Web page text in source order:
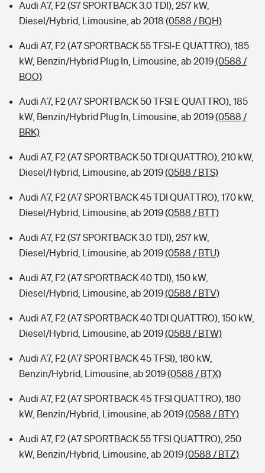
Audi A7, F2 (S7 SPORTBACK 3.0 TDI), 257 kW,
Diesel/Hybrid, Limousine, ab 2018 (0588 / BQH)
Audi A7, F2 (A7 SPORTBACK 55 TFSI-E QUATTRO), 185
kW, Benzin/Hybrid Plug In, Limousine, ab 2019(0588 /
BQO)
Audi A7, F2 (A7 SPORTBACK 50 TFSI E QUATTRO), 185
kW, Benzin/Hybrid Plug In, Limousine, ab 2019(0588 /
BRK)
Audi A7, F2 (A7 SPORTBACK 50 TDI QUATTRO), 210 kW,
Diesel/Hybrid, Limousine, ab 2019(0588 / BTS)
Audi A7, F2 (A7 SPORTBACK 45 TDI QUATTRO), 170 kW,
Diesel/Hybrid, Limousine, ab 2019(0588 / BTT)
Audi A7, F2 (S7 SPORTBACK 3.0 TDI), 257 kW,
Diesel/Hybrid, Limousine, ab 2019(0588 / BTU)
Audi A7, F2 (A7 SPORTBACK 40 TDI), 150 kW,
Diesel/Hybrid, Limousine, ab 2019(0588 / BTV)
Audi A7, F2 (A7 SPORTBACK 40 TDI QUATTRO), 150 kW,
Diesel/Hybrid, Limousine, ab 2019(0588 / BTW)
Audi A7, F2 (A7 SPORTBACK 45 TFSI), 180 kW,
Benzin/Hybrid, Limousine, ab 2019(0588 / BTX)
Audi A7, F2 (A7 SPORTBACK 45 TFSI QUATTRO), 180
kW, Benzin/Hybrid, Limousine, ab 2019(0588 / BTY)
Audi A7, F2 (A7 SPORTBACK 55 TFSI QUATTRO), 250
kW, Benzin/Hybrid, Limousine, ab 2019(0588 / BTZ)